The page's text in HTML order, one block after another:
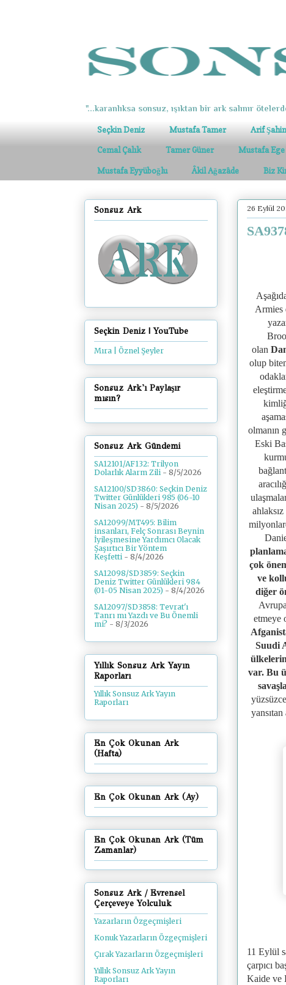
"...karanlıksa sonsuz, ışıktan bir ark salınır
Seçkin Deniz Mustafa Tamer Arif Şahin
Cemal Çalık Tamer Güner Mustafa Ege
Mustafa Eyyüboğlu Âkil Ağazâde Biz
26 Eylül
Armies
olan
olup
olmanın
Eski
çok
ve
diğer
etmeye
Suudi
var. Bu
yansıtan
11 Eylül
çarpıcı
Kaide ve
Sonsuz Ark
Seçkin Deniz | YouTube
Mıra | Öznel Şeyler
Sonsuz Ark'ı Paylaşır
mısın?
Sonsuz Ark Gündemi
SA12101/AF132: Trilyon
Dolarlık Alarm Zili - 8/5/2026
SA12100/SD3860: Seçkin Deniz
Twitter Günlükleri 985 (06-10
Nisan 2025) - 8/5/2026
SA12099/MT495: Bilim
insanları, Felç Sonrası Beynin
İyileşmesine Yardımcı Olacak
Şaşırtıcı Bir Yöntem
Keşfetti - 8/4/2026
SA12098/SD3859: Seçkin
Deniz Twitter Günlükleri 984
(01-05 Nisan 2025) - 8/4/2026
SA12097/SD3858: Tevrat'ı
Tanrı mı Yazdı ve Bu Önemli
mi? - 8/3/2026
Yıllık Sonsuz Ark Yayın
Raporları
Yıllık Sonsuz Ark Yayın
Raporları
En Çok Okunan Ark
(Hafta)
En Çok Okunan Ark (Ay)
En Çok Okunan Ark (Tüm
Zamanlar)
Sonsuz Ark / Evrensel
Çerçeveye Yolculuk
Yazarların Özgeçmişleri
Konuk Yazarların Özgeçmişleri
Çırak Yazarların Özgeçmişleri
Yıllık Sonsuz Ark Yayın
Raporları